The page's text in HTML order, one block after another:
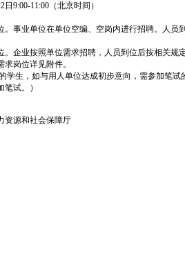
9:00-11:00（北京时间）
事业单位在单位空编、空岗内进行招聘。人员
企业按照单位需求招聘，人员到位后按相关规
岗位详见附件。
学生，如与用人单位达成初步意向，需参加笔试
试。）
资源和社会保障厅